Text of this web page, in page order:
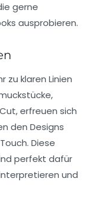
gerne
ausprobieren.
zu klaren Linien
, erfreuen sich
den Designs
Diese
perfekt dafür
und